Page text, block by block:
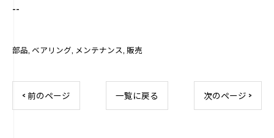
--
部品 ベアリング メンテナンス 販売
< 前のページ 一覧に戻る 次のページ >